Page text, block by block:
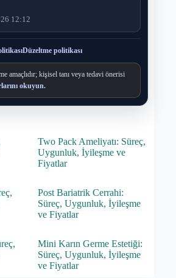
12:12
Düzeltme politikası
amaçlıdır; kişisel tanı veya tedavi önerisi
okuyun.
Two Pack Ameliyatı: Süreç,
Uygunluk, İyileşme ve
Fiyatlar
Post Bariatrik Cerrahi:
Süreç, Uygunluk, İyileşme
ve Fiyatlar
Mini Karın Germe Estetiği:
Süreç, Uygunluk, İyileşme
ve Fiyatlar